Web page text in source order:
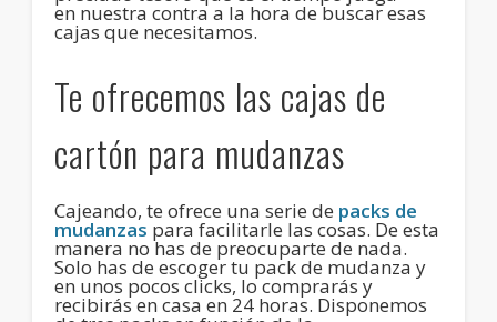
en nuestra contra a la hora de buscar esas
cajas que necesitamos.
Te ofrecemos las cajas de
cartón para mudanzas
Cajeando, te ofrece una serie de packs de
mudanzas para facilitarle las cosas. De esta
manera no has de preocuparte de nada.
Solo has de escoger tu pack de mudanza y
en unos pocos clicks, lo comprarás y
recibirás en casa en 24 horas. Disponemos